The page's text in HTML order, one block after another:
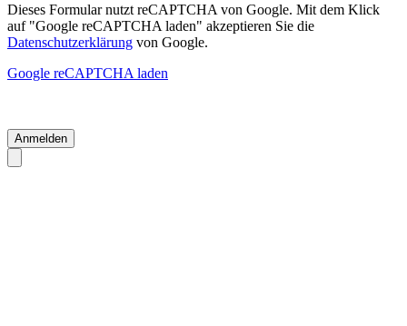
Dieses Formular nutzt reCAPTCHA von Google. Mit dem Klick
auf "Google reCAPTCHA laden" akzeptieren Sie die
Datenschutzerklärung von Google.
Google reCAPTCHA laden
Anmelden